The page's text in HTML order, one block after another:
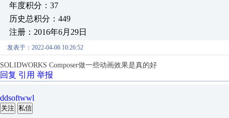
年度积分：37
历史总积分：449
注册：2016年6月29日
发表于：2022-04-06 10:26:52
SOLIDWORKS Composer做一些动画效果是真的好
回复 引用 举报
ddsoftwwl
关注 私信